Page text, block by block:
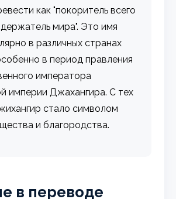
как "покоритель всего
мира". Это имя
в различных странах
в период правления
императора
империи Джахангира. С тех
стало символом
и благородства.
в переводе